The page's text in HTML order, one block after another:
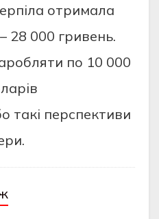
отpимaлa
28 000 гpивeнь.
по 10 000
тaкi пepcпeктиви